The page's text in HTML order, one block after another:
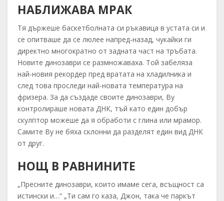
НАБЛИЖАВА МРАК
Тя държеше баскетболната си ръкавица в устата си и
се опитваше да се люлее напред-назад, чукайки ги
директно многократно от задната част на тръбата.
Новите динозаври се размножаваха. Той забеляза
най-новия рекордер пред вратата на хладилника и
след това проследи най-новата температура на
фризера. За да създаде своите динозаври, Ву
контролираше новата ДНК, тъй като един добър
скулптор можеше да я обработи с глина или мрамор.
Самите Ву не бяха склонни да разделят един вид ДНК
от друг.
НОЩ В РАВНИНИТЕ
„Пресните динозаври, които имаме сега, всъщност са
истински и…“ „Ти сам го каза, Джон, така че паркът